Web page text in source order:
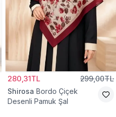
280,31TL 299,00TL
Shirosa Bordo Çiçek
Desenli Pamuk Şal